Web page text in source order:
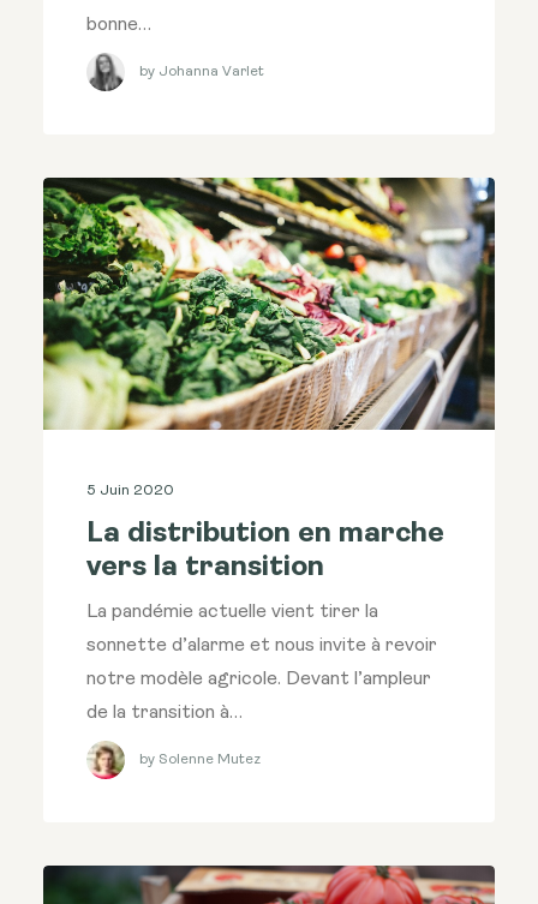
bonne…
by Johanna Varlet
5 Juin 2020
La distribution en marche
vers la transition
La pandémie actuelle vient tirer la
sonnette d’alarme et nous invite à revoir
notre modèle agricole. Devant l’ampleur
de la transition à…
by Solenne Mutez